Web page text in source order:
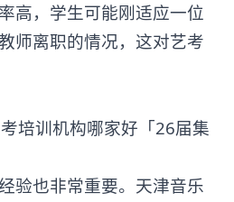
高，学生可能刚适应一位
师离职的情况，这对艺考
也非常重要。天津音乐